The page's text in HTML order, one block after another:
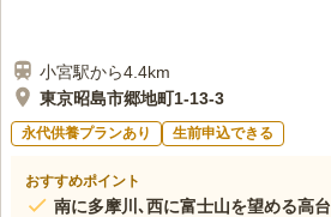
小宮駅から4.4km
東京昭島市郷地町1-13-3
永代供養プランあり 生前申込できる
おすすめポイント
南に多摩川､西に富士山を望める高台